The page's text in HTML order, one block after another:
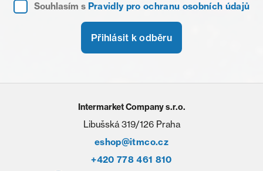
Souhlasím s Pravidly pro ochranu osobních údajů
Přihlásit k odběru
Intermarket Company s.r.o.
Libušská 319/126 Praha
eshop@itmco.cz
+420 778 461 810